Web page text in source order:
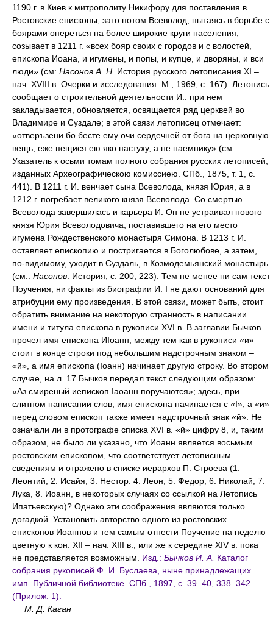
1190 г. в Киев к митрополиту Никифору для поставления в
Ростовские епископы; зато потом Всеволод, пытаясь в борьбе с
боярами опереться на более широкие круги населения,
созывает в 1211 г. «всех бояр своих с городов и с волостей,
епископа Иоана, и игумены, и попы, и купце, и дворяны, и вси
люди» (см: Насонов А. Н. История русского летописания XI –
нач. XVIII в. Очерки и исследования. М., 1969, с. 167). Летопись
сообщает о строительной деятельности И.: при нем
закладывается, обновляется, освящается ряд церквей во
Владимире и Суздале; в этой связи летописец отмечает:
«отверъзени бо бесте ему очи сердечней от бога на церковную
вещь, еже пещися ею яко пастуху, а не наемнику» (см.:
Указатель к осьми томам полного собрания русских летописей,
изданных Археографическою комиссиею. СПб., 1875, т. 1, с.
441). В 1211 г. И. венчает сына Всеволода, князя Юрия, а в
1212 г. погребает великого князя Всеволода. Со смертью
Всеволода завершилась и карьера И. Он не устраивал нового
князя Юрия Всеволодовича, поставившего на его место
игумена Рождественского монастыря Симона. В 1213 г. И.
оставляет епископию и постригается в Боголюбове, а затем,
по-видимому, уходит в Суздаль, в Козмодемьянский монастырь
(см.: Насонов . История, с. 200, 223). Тем не менее ни сам текст
Поучения, ни факты из биографии И. I не дают оснований для
атрибуции ему произведения. В этой связи, может быть, стоит
обратить внимание на некоторую странность в написании
имени и титула епископа в рукописи XVI в. В заглавии Бычков
прочел имя епископа ИIоанн, между тем как в рукописи «и» –
стоит в конце строки под небольшим надстрочным знаком –
«й», а имя епископа (Iоанн) начинает другую строку. Во втором
случае, на л. 17 Бычков передал текст следующим образом:
«Аз смиреный иепископ Iаоанн поручаются»; здесь, при
слитном написании слов, имя епископа начинается с «I», а «и»
перед словом епископ также имеет надстрочный знак «й». Не
означали ли в протографе списка XVI в. «й» цифру 8, и, таким
образом, не было ли указано, что Иоанн является восьмым
ростовским епископом, что соответствует летописным
сведениям и отражено в списке иерархов П. Строева (1.
Леонтий, 2. Исайя, 3. Нестор. 4. Леон, 5. Федор, 6. Николай, 7.
Лука, 8. Иоанн, в некоторых случаях со ссылкой на Летопись
Ипатьевскую)? Однако эти соображения являются только
догадкой. Установить авторство одного из ростовских
епископов Иоаннов и тем самым отнести Поучение на неделю
цветную к кон. XII – нач. XIII в., или же к середине XIV в. пока
не представляется возможным. Изд.: Бычков И. А. Каталог
собрания рукописей Ф. И. Буслаева, ныне принадлежащих
имп. Публичной библиотеке. СПб., 1897, с. 39–40, 338–342
(Прилож. 1).
М. Д. Каган